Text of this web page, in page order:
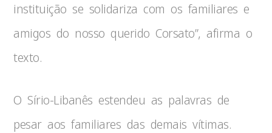
instituição se solidariza com os familiares e
amigos do nosso querido Corsato”, afirma o
texto.
O Sírio-Libanês estendeu as palavras de
pesar aos familiares das demais vítimas.